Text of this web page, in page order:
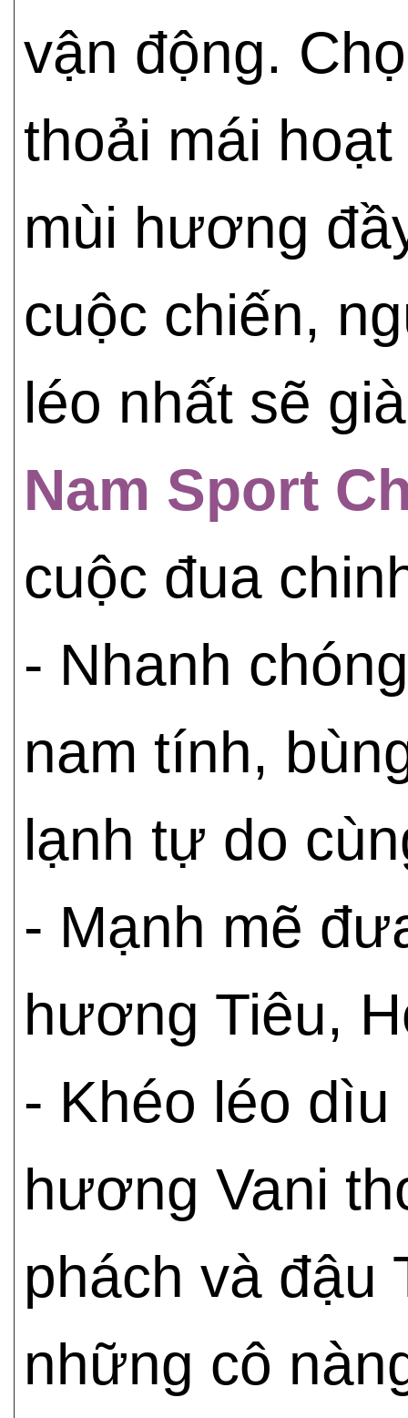
vận động.
thoải mái
mùi hương
cuộc chiến,
léo nhất sẽ
Nam Sport
cuộc đua
- Nhanh
nam tính,
lạnh tự do
- Mạnh mẽ
hương Tiêu,
- Khéo léo
hương Vani
phách và đậu
những cô